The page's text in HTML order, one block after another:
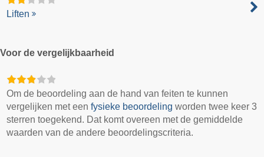
Liften
Voor de vergelijkbaarheid
Om de beoordeling aan de hand van feiten te kunnen
vergelijken met eenfysieke beoordeling worden twee keer 3
sterren toegekend. Dat komt overeen met de gemiddelde
waarden van de andere beoordelingscriteria.